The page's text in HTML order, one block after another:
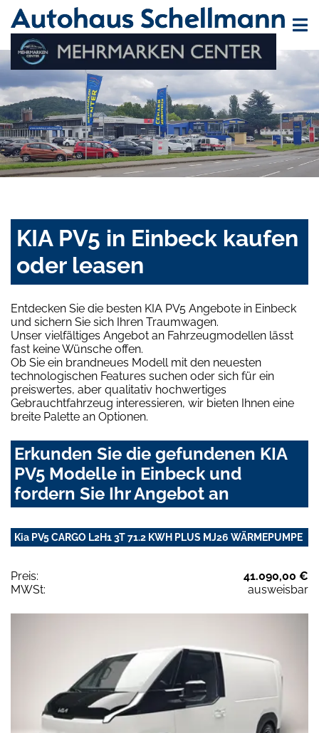
KIA PV5 in Einbeck kaufen
oder leasen
Entdecken Sie die besten KIA PV5 Angebote in Einbeck
und sichern Sie sich Ihren Traumwagen.
Unser vielfältiges Angebot an Fahrzeugmodellen lässt
fast keine Wünsche offen.
Ob Sie ein brandneues Modell mit den neuesten
technologischen Features suchen oder sich für ein
preiswertes, aber qualitativ hochwertiges
Gebrauchtfahrzeug interessieren, wir bieten Ihnen eine
breite Palette an Optionen.
Erkunden Sie die gefundenen KIA
PV5 Modelle in Einbeck und
fordern Sie Ihr Angebot an
Kia PV5 CARGO L2H1 3T 71.2 KWH PLUS MJ26 WÄRMEPUMPE
Preis:
41.090,00 €
MWSt:
ausweisbar